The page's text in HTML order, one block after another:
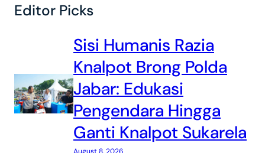
Editor Picks
Sisi Humanis Razia
Knalpot Brong Polda
Jabar: Edukasi
Pengendara Hingga
Ganti Knalpot Sukarela